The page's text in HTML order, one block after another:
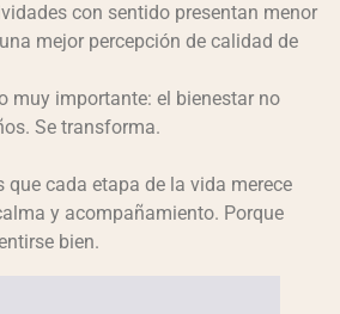
con sentido presentan menor
mejor percepción de calidad de
muy importante: el bienestar no
Se transforma.
que cada etapa de la vida merece
y acompañamiento. Porque
bien.